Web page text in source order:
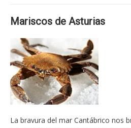
Mariscos de Asturias
La bravura del mar Cantábrico nos